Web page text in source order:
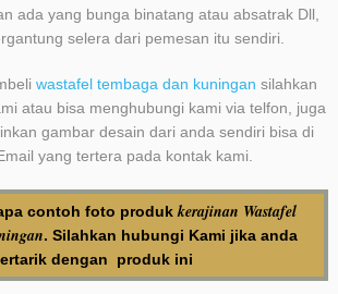
ada yang bunga binatang atau absatrak Dll,
selera dari pemesan itu sendiri.
wastafel tembaga dan kuningan silahkan
atau bisa menghubungi kami via telfon, juga
gambar desain dari anda sendiri bisa di
yang tertera pada kontak kami.
contoh foto produk kerajinan Wastafel
. Silahkan hubungi Kami jika anda
dengan produk ini